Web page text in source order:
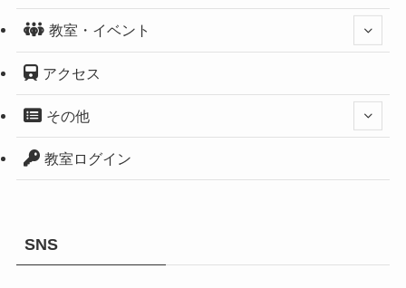
教室・イベント
アクセス
その他
教室ログイン
SNS